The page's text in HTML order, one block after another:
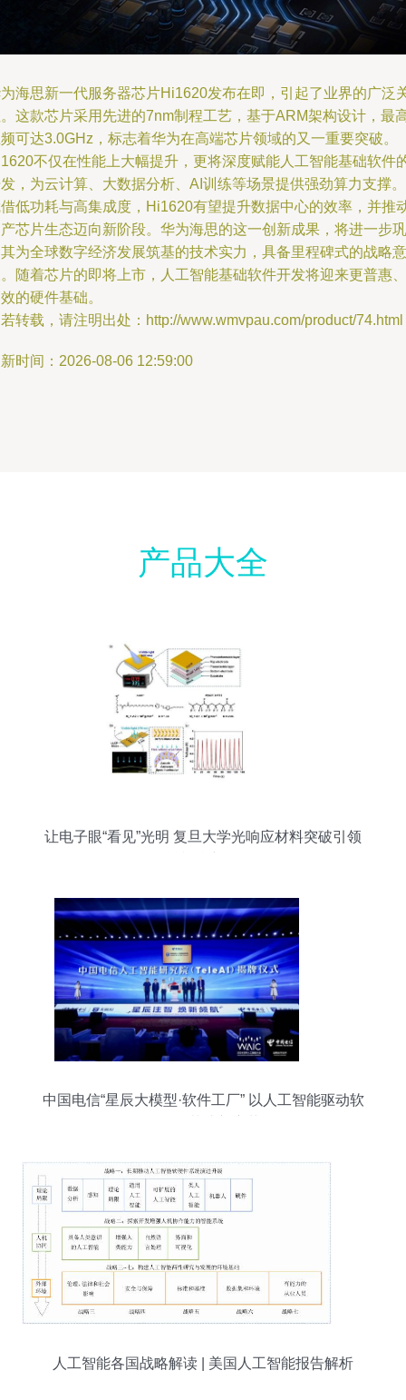
海思新一代服务器芯片Hi1620发布在即，引起了业界的广泛
这款芯片采用先进的7nm制程工艺，基于ARM架构设计，最
可达3.0GHz，标志着华为在高端芯片领域的又一重要突破。
不仅在性能上大幅提升，更将深度赋能人工智能基础软件
，为云计算、大数据分析、AI训练等场景提供强劲算力支撑。
低功耗与高集成度，Hi1620有望提升数据中心的效率，并推
芯片生态迈向新阶段。华为海思的这一创新成果，将进一步巩
为全球数字经济发展筑基的技术实力，具备里程碑式的战略意
随着芯片的即将上市，人工智能基础软件开发将迎来更普惠、
的硬件基础。
转载，请注明出处：http://www.wmvpau.com/product/74.html
时间：2026-08-06 12:59:00
产品大全
让电子眼“看见”光明 复旦大学光响应材料突破引领
中国电信“星辰大模型·软件工厂” 以人工智能驱动软
人工智能各国战略解读 | 美国人工智能报告解析